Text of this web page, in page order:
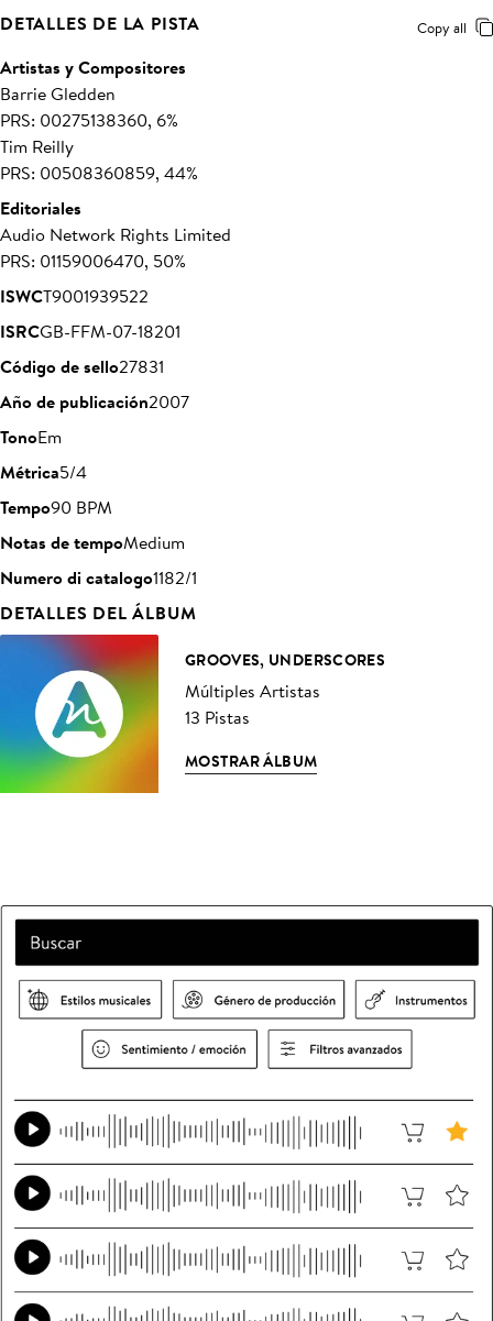
DETALLES DE LA PISTA Copy all
Artistas y Compositores
Barrie Gledden
PRS: 00275138360, 6%
Tim Reilly
PRS: 00508360859, 44%
Editoriales
Audio Network Rights Limited
PRS: 01159006470, 50%
ISWCT9001939522
ISRCGB-FFM-07-18201
Código de sello27831
Año de publicación2007
TonoEm
Métrica5/4
Tempo90 BPM
Notas de tempoMedium
Numero di catalogo1182/1
DETALLES DEL ÁLBUM
GROOVES, UNDERSCORES
Múltiples Artistas
13 Pistas
MOSTRAR ÁLBUM